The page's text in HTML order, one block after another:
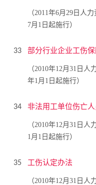
（2011年6月29日人
7月1日起施行）
33 部分行业企业工伤
（2010年12月31日
年1月1日起施行）
34 非法用工单位伤亡
（2010年12月31日
1月1日起施行）
35 工伤认定办法
（2010年12月31日